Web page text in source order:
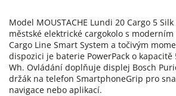
Model MOUSTACHE Lundi 20 Cargo 5
městské elektrické cargokolo s
Cargo Line Smart System a točivým
dispozici je baterie PowerPack o kapacitě
Wh. Ovládání doplňuje displej Bosch
držák na telefon SmartphoneGrip pro
navigace nebo aplikací.